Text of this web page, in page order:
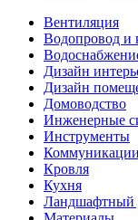
Вентиляция
Водопровод и
Дизайн
Дизайн
Домоводство
Инженерные
Инструменты
Коммуникации
Кровля
Кухня
Ландшафтный